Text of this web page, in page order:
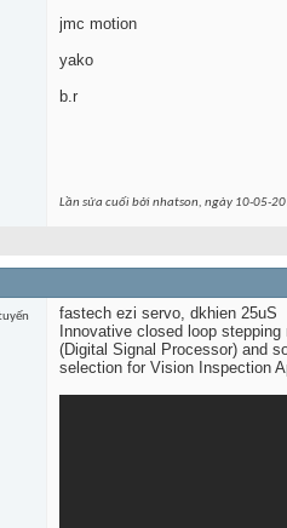
jmc motion
yako
b.r
Lần sửa cuối bởi nhatson, ngày 10-05-
fastech ezi servo, dkhien 25uS
Innovative closed loop
(Digital Signal Processor) and
selection for Vision Inspection